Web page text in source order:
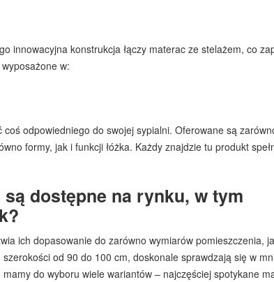
innowacyjna konstrukcja łączy materac ze stelażem, co
w:
odpowiedniego do swojej sypialni. Oferowane są
formy, jak i funkcji łóżka. Każdy znajdzie tu produkt
dostępne na rynku, w tym
ich dopasowanie do zarówno wymiarów pomieszczenia,
od 90 do 100 cm, doskonale sprawdzają się w
do wyboru wiele wariantów – najczęściej spotykane